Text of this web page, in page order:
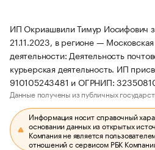
ИП Окриашвили Тимур Иосифович
21.11.2023, в регионе —
деятельности: Деятельность
курьерская деятельность. ИП
910105243481 и ОГРНИП:
Данные получены из публичных
Информация носит справочный
основании данных из открытых
Компания не является
отношений с сервисом РБК